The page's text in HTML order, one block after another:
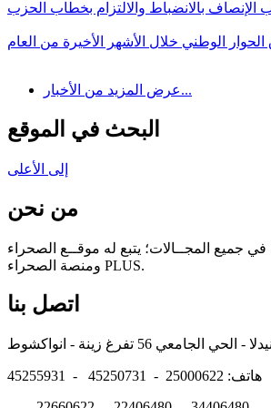
الإنصاف بالانضباط والالتزام بخطاب الحزب
الحوار الوطني خلال الأشهر الأخيرة من العام
عرض المزيد من الأخبار...
البحث في الموقع
إلى الأعلى
من نحن
في جميع المجــالات؛ يتبع له موقــع الصحراء
ومنصة الصحراء PLUS.
اتصل بنا
هاتف: 25000622 - 45250731 - 45255931